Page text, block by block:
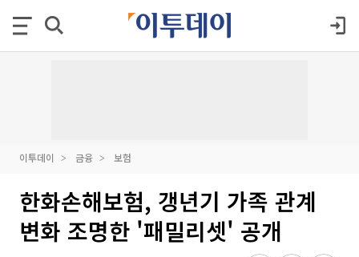
이투데이 금융 보험
한화손해보험, 갱년기 가족 관계
변화 조명한 '패밀리셋' 공개